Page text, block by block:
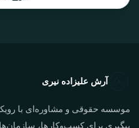
آرش علیزاده نیری
موسسه حقوقی و مشاوره‌ای با
پیگیری برای کسب‌وکارها،